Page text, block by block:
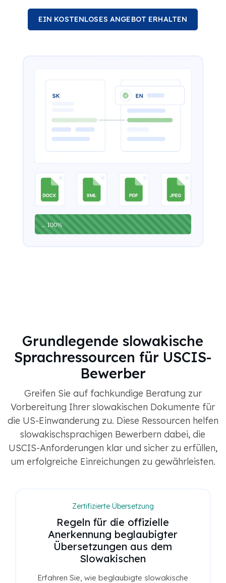
EIN KOSTENLOSES ANGEBOT ERHALTEN
Grundlegende slowakische
Sprachressourcen für USCIS-
Bewerber
Greifen Sie auf fachkundige Beratung zur
Vorbereitung Ihrer slowakischen Dokumente für
die US-Einwanderung zu. Diese Ressourcen helfen
slowakischsprachigen Bewerbern dabei, die
USCIS-Anforderungen klar und sicher zu erfüllen,
um erfolgreiche Einreichungen zu gewährleisten.
Zertifizierte Übersetzung
Regeln für die offizielle
Anerkennung beglaubigter
Übersetzungen aus dem
Slowakischen
Erfahren Sie, wie beglaubigte slowakische